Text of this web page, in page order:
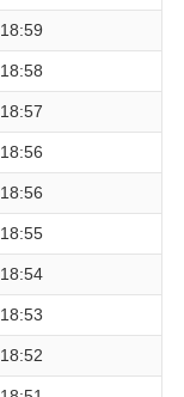
18:59
18:58
18:57
18:56
18:56
18:55
18:54
18:53
18:52